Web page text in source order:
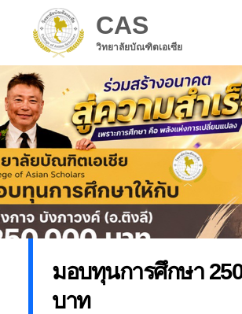
CAS
วิทยาลัยบัณฑิตเอเซีย
มอบทุนการศึกษา
บาท